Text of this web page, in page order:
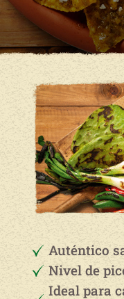
Auténtico
Nivel de
Ideal para